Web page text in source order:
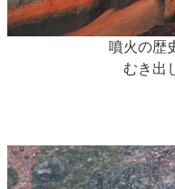
噴火の歴
むき出